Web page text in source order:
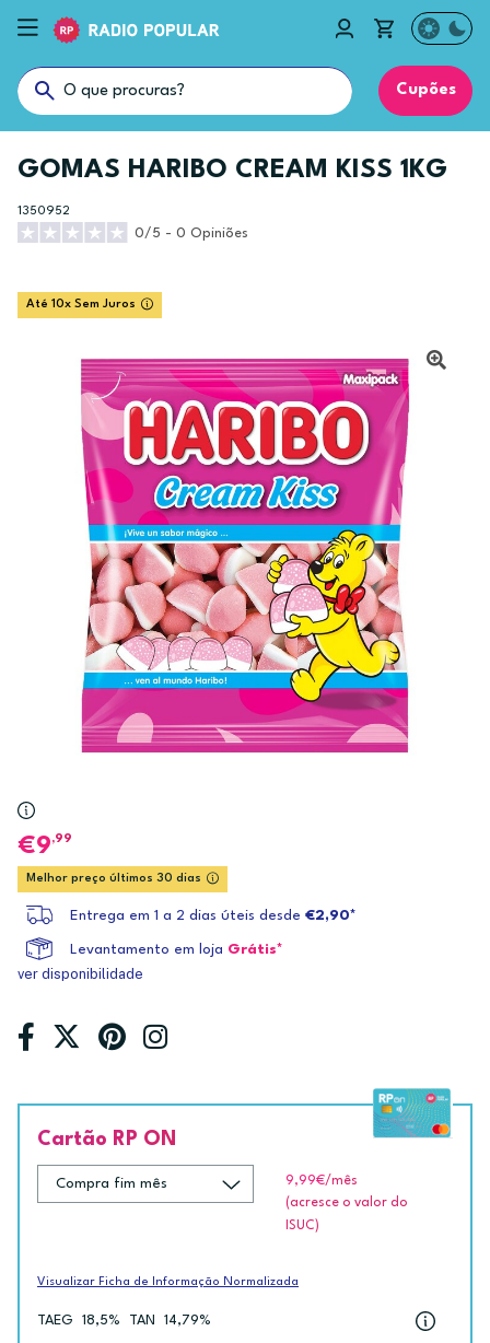
Cupões
GOMAS HARIBO CREAM KISS 1KG
1350952
0/5 - 0 Opiniões
Até 10x Sem Juros
9,99
Melhor preço últimos 30 dias
Entrega em 1 a 2 dias úteis desde €2,90*
Levantamento em loja Grátis*
ver disponibilidade
Cartão RP ON
9,99€/mês
(acresce o valor do
ISUC)
Visualizar Ficha de Informação Normalizada
TAEG 18,5% TAN 14,79%